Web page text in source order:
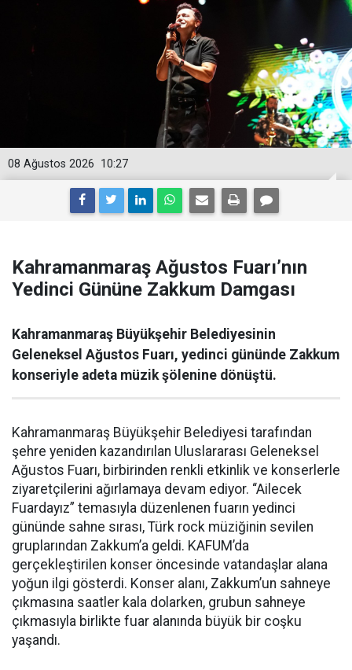
10:27
08 Ağustos 2026
Kahramanmaraş Ağustos Fuarı’nın
Yedinci Gününe Zakkum Damgası
Kahramanmaraş Büyükşehir Belediyesinin
Geleneksel Ağustos Fuarı, yedinci gününde Zakkum
konseriyle adeta müzik şölenine dönüştü.
Kahramanmaraş Büyükşehir Belediyesi tarafından
şehre yeniden kazandırılan Uluslararası Geleneksel
Ağustos Fuarı, birbirinden renkli etkinlik ve konserlerle
ziyaretçilerini ağırlamaya devam ediyor. “Ailecek
Fuardayız” temasıyla düzenlenen fuarın yedinci
gününde sahne sırası, Türk rock müziğinin sevilen
gruplarından Zakkum’a geldi. KAFUM’da
gerçekleştirilen konser öncesinde vatandaşlar alana
yoğun ilgi gösterdi. Konser alanı, Zakkum’un sahneye
çıkmasına saatler kala dolarken, grubun sahneye
çıkmasıyla birlikte fuar alanında büyük bir coşku
yaşandı.